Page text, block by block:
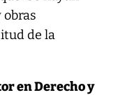
de la
en Derecho y